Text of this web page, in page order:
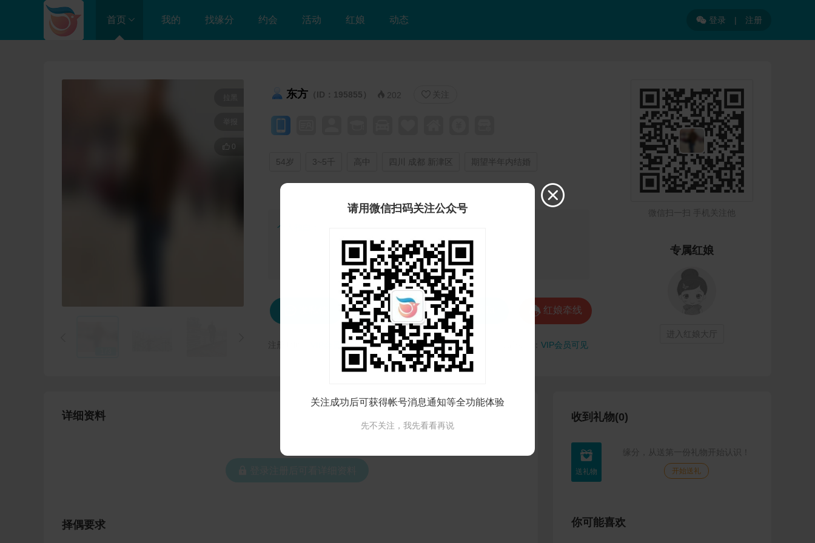
首页 我的 找缘分 约会 活动 红娘 动态 登录 | 注册
 0
东方 （ID：195855）  202  关注
54岁 3~5千 高中 四川 成都 新津区 期望半年内结婚
个人独白：
 登录注册后可看自我介绍
 打招呼  联系Ta  红娘牵线
VIP会员可见最后登录时间：VIP会员可见 VIP会员可见
微信扫一扫 手机关注他
专属红娘
进入红娘大厅
详细资料
择偶要求
收到礼物(0)
 缘分，从送第一份礼物开始认识！
开始送礼
你可能喜欢

请用微信扫码关注公众号
关注成功后可获得帐号消息通知等全功能体验
先不关注，我先看看再说